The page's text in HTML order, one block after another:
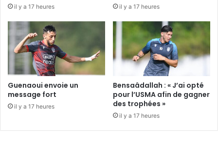
il y a 17 heures il y a 17 heures
Guenaoui envoie un
message fort
il y a 17 heures
Bensaâdallah : « J’ai opté
pour l’USMA afin de gagner
des trophées »
il y a 17 heures